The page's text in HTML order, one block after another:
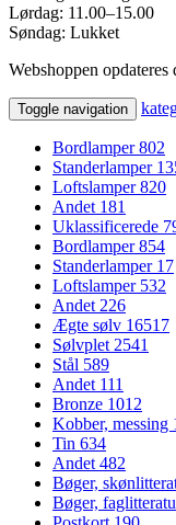
Lørdag: 11.00–15.00
Søndag: Lukket
Webshoppen
Toggle navigation
Bordlamper802
Standerlamper
Loftslamper820
Andet 181
Uklassificerede
Bordlamper854
Standerlamper 17
Loftslamper 532
Andet226
Ægte sølv 16517
Sølvplet2541
Stål 589
Andet 111
Bronze 1012
Kobber, messing
Tin 634
Andet482
Bøger,
Bøger,